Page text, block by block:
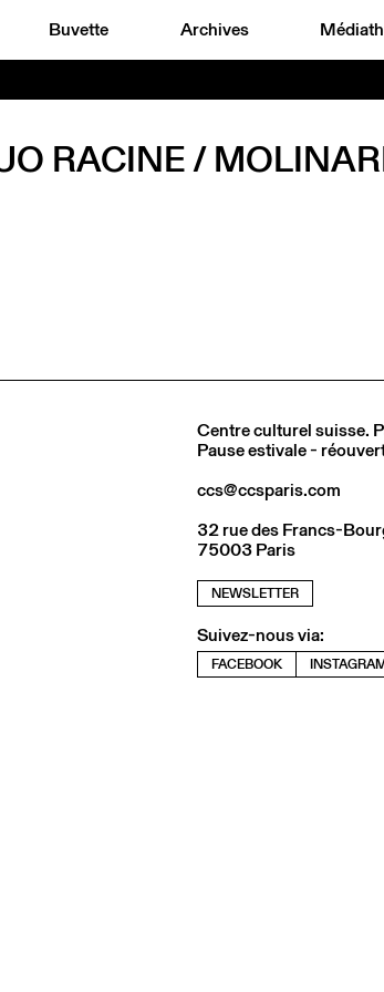
Buvette Archives
RACINE /
Centre culturel suisse.
Pause estivale -
ccs@ccsparis.com
32 rue des Francs-
75003 Paris
NEWSLETTER
Suivez-nous via:
FACEBOOK